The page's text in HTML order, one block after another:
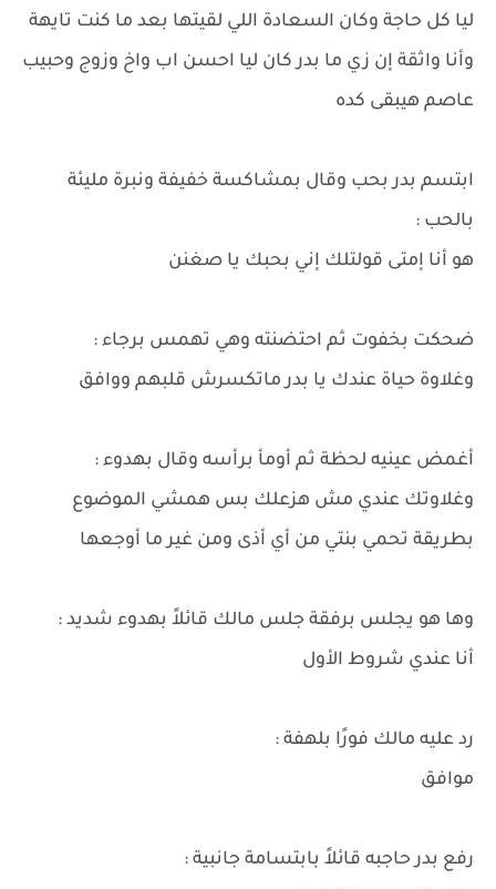
ليا كل حاجة وكان السعادة اللي لقيتها بعد ما كنت تايهة
وأنا واثقة إن زي ما بدر كان ليا احسن اب واخ وزوج وحبيب
عاصم هيبقى كده
ابتسم بدر بحب وقال بمشاكسة خفيفة ونبرة مليئة
بالحب :
هو أنا إمتى قولتلك إني بحبك يا صغنن
ضحكت بخفوت ثم احتضنته وهي تهمس برجاء :
وغلاوة حياة عندك يا بدر ماتكسرش قلبهم ووافق
أغمض عينيه لحظة ثم أومأ برأسه وقال بهدوء :
وغلاوتك عندي مش هزعلك بس همشي الموضوع
بطريقة تحمي بنتي من أي أذى ومن غير ما أوجعها
وها هو يجلس برفقة جلس مالك قائلاً بهدوء شديد :
أنا عندي شروط الأول
رد عليه مالك فورًا بلهفة :
موافق
رفع بدر حاجبه قائلاً بابتسامة جانبية :